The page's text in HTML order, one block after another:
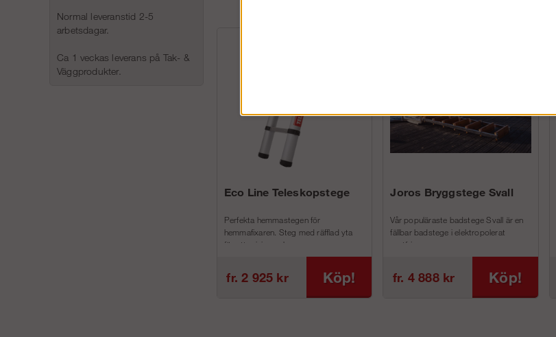
Normal leveranstid 2-5
arbetsdagar.
Ca 1 veckas leverans på Tak- &
Väggprodukter.
Eco Line Teleskopstege
Perfekta hemmastegen för
hemmafixaren. Steg med räfflad yta
för att minimera h...
fr. 2 925 kr Köp!
Joros Bryggstege Svall
Vår populäraste badstege Svall är en
fällbar badstege i elektropolerat
rostfri...
fr. 4 888 kr Köp!